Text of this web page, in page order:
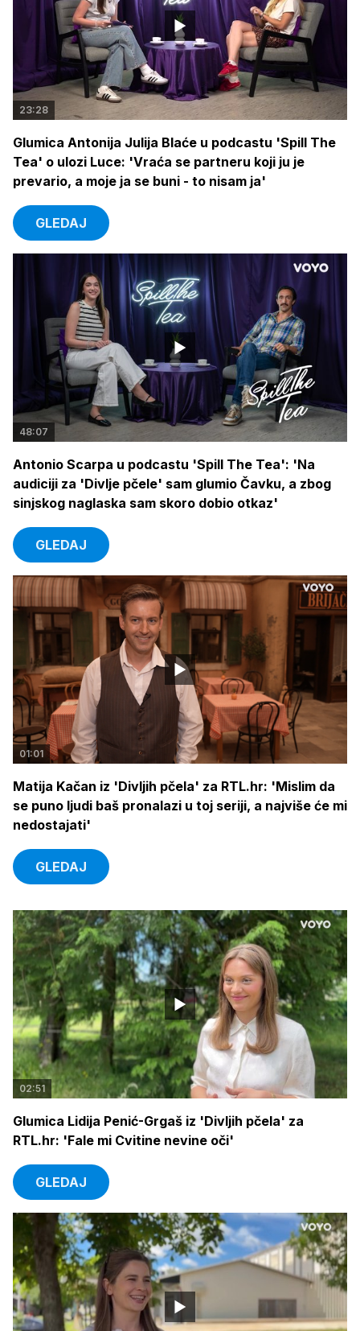
23:28
Glumica Antonija Julija Blaće u podcastu 'Spill The
Tea' o ulozi Luce: 'Vraća se partneru koji ju je
prevario, a moje ja se buni - to nisam ja'
GLEDAJ
48:07
Antonio Scarpa u podcastu 'Spill The Tea': 'Na
audiciji za 'Divlje pčele' sam glumio Čavku, a zbog
sinjskog naglaska sam skoro dobio otkaz'
GLEDAJ
01:01
Matija Kačan iz 'Divljih pčela' za RTL.hr: 'Mislim da
se puno ljudi baš pronalazi u toj seriji, a najviše će mi
nedostajati'
GLEDAJ
02:51
Glumica Lidija Penić-Grgaš iz 'Divljih pčela' za
RTL.hr: 'Fale mi Cvitine nevine oči'
GLEDAJ